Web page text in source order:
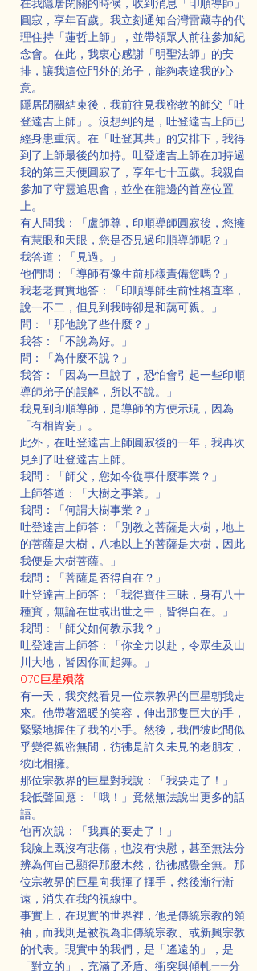
在我隱居閉關的時候，收到消息「印順導師」
圓寂，享年百歲。我立刻通知台灣雷藏寺的代
理住持「蓮哲上師」，並帶領眾人前往參加紀
念會。在此，我衷心感謝「明聖法師」的安
排，讓我這位門外的弟子，能夠表達我的心
意。
隱居閉關結束後，我前往見我密教的師父「吐
登達吉上師」。沒想到的是，吐登達吉上師已
經身患重病。在「吐登其共」的安排下，我得
到了上師最後的加持。吐登達吉上師在加持過
我的第三天便圓寂了，享年七十五歲。我親自
參加了守靈追思會，並坐在龍邊的首座位置
上。
有人問我：「盧師尊，印順導師圓寂後，您擁
有慧眼和天眼，您是否見過印順導師呢？」
我答道：「見過。」
他們問：「導師有像生前那樣責備您嗎？」
我老老實實地答：「印順導師生前性格直率，
說一不二，但見到我時卻是和藹可親。」
問：「那他說了些什麼？」
我答：「不說為好。」
問：「為什麼不說？」
我答：「因為一旦說了，恐怕會引起一些印順
導師弟子的誤解，所以不說。」
我見到印順導師，是導師的方便示現，因為
「有相皆妄」。
此外，在吐登達吉上師圓寂後的一年，我再次
見到了吐登達吉上師。
我問：「師父，您如今從事什麼事業？」
上師答道：「大樹之事業。」
我問：「何謂大樹事業？」
吐登達吉上師答：「別教之菩薩是大樹，地上
的菩薩是大樹，八地以上的菩薩是大樹，因此
我便是大樹菩薩。」
我問：「菩薩是否得自在？」
吐登達吉上師答：「我得寶住三昧，身有八十
種寶，無論在世或出世之中，皆得自在。」
我問：「師父如何教示我？」
吐登達吉上師答：「你全力以赴，令眾生及山
川大地，皆因你而起舞。」
070巨星殞落
有一天，我突然看見一位宗教界的巨星朝我走
來。他帶著溫暖的笑容，伸出那隻巨大的手，
緊緊地握住了我的小手。然後，我們彼此間似
乎變得親密無間，彷彿是許久未見的老朋友，
彼此相擁。
那位宗教界的巨星對我說：「我要走了！」
我低聲回應：「哦！」竟然無法說出更多的話
語。
他再次說：「我真的要走了！」
我臉上既沒有悲傷，也沒有快慰，甚至無法分
辨為何自己顯得那麼木然，彷彿感覺全無。那
位宗教界的巨星向我揮了揮手，然後漸行漸
遠，消失在我的視線中。
事實上，在現實的世界裡，他是傳統宗教的領
袖，而我則是被視為非傳統宗教、或新興宗教
的代表。現實中的我們，是「遙遠的」，是
「對立的」，充滿了矛盾、衝突與傾軋——分